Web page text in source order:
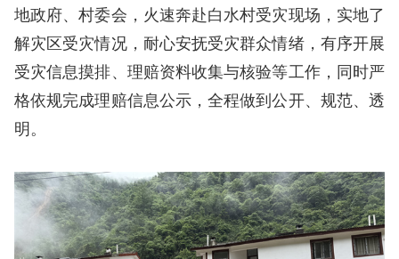
地政府、村委会，火速奔赴白水村受灾现场，实地了
解灾区受灾情况，耐心安抚受灾群众情绪，有序开展
受灾信息摸排、理赔资料收集与核验等工作，同时严
格依规完成理赔信息公示，全程做到公开、规范、透
明。